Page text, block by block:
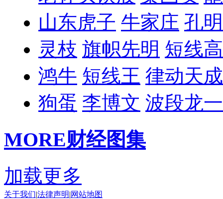
山东虎子 牛家庄 孔
灵枝 旗帜先明 短线
鸿牛 短线王 律动天成
狗蛋 李博文 波段龙一
MORE财经图集
加载更多
关于我们|法律声明|网站地图